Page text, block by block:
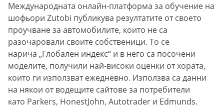
Международната онлайн-платформа за обучение на
шофьори Zutobi публикува резултатите от своето
проучване за автомобилите, които не са
разочаровали своите собственици. То се
нарича „Глобален индекс“ и в него са посочени
моделите, получили най-високи оценки от хората,
които ги използват ежедневно. Използва са данни
на някои от водещите сайтове за потребители
като Parkers, HonestJohn, Autotrader и Edmunds.